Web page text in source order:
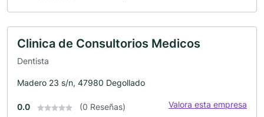
Clinica de Consultorios Medicos
Dentista
Madero 23 s/n, 47980 Degollado
0.0 (0 Reseñas) Valora esta empresa